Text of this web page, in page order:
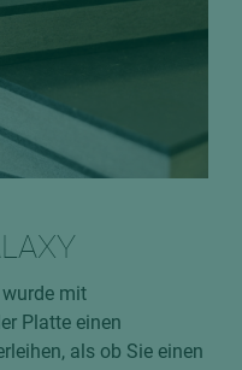
mit
Platte einen
als ob Sie einen